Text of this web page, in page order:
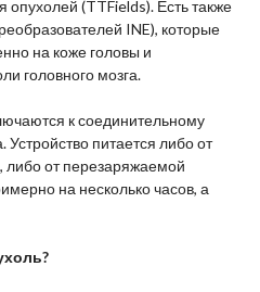
(TTFields). Есть также
INE), которые
на коже головы и
головного мозга.
к соединительному
питается либо от
либо от перезаряжаемой
на несколько часов, а